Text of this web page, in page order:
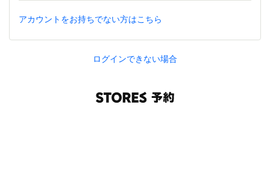
アカウントをお持ちでない方はこちら
ログインできない場合